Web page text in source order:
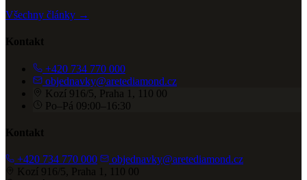
Všechny články →
Kontakt
+420 734 770 000
objednavky@aretediamond.cz
Kozí 916/5, Praha 1, 110 00
Po–Pá 09:00–16:30
Kontakt
+420 734 770 000
objednavky@aretediamond.cz
Kozí 916/5, Praha 1, 110 00